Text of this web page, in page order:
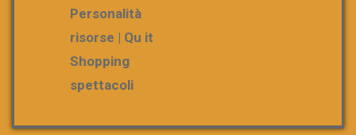
Personalità
risorse | Qu it
Shopping
spettacoli